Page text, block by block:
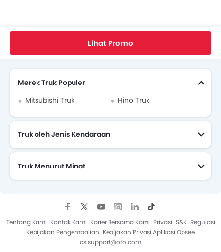
Lihat Promo
Home Truk Baru Truk JAC JAC N90 EV Brosur
Cari Truk Lain
Merek Truk Populer
Mitsubishi Truk
Hino Truk
Truk oleh Jenis Kendaraan
Truk Menurut Minat
Tentang Kami Kontak Kami Karier Bersama Kami Privasi S&K Regulasi
Kebijakan Pengembalian Kebijakan Privasi Aplikasi Opsee
cs.support@oto.com